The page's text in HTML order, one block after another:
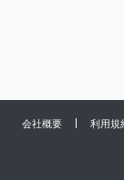
会社概要 利用規